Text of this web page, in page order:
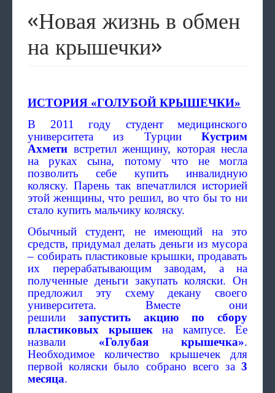
«Новая жизнь в обмен
на крышечки»
ИСТОРИЯ «ГОЛУБОЙ КРЫШЕЧКИ»
В 2011 году студент медицинского
университета из Турции Кустрим
Ахмети встретил женщину, которая несла
на руках сына, потому что не могла
позволить себе купить инвалидную
коляску. Парень так впечатлился историей
этой женщины, что решил, во что бы то ни
стало купить мальчику коляску.
Обычный студент, не имеющий на это
средств, придумал делать деньги из мусора
– собирать пластиковые крышки, продавать
их перерабатывающим заводам, а на
полученные деньги закупать коляски. Он
предложил эту схему декану своего
университета. Вместе они
решили запустить акцию по сбору
пластиковых крышекна кампусе. Ее
назвали «Голубая крышечка».
Необходимое количество крышечек для
первой коляски было собрано всего за 3
месяца.